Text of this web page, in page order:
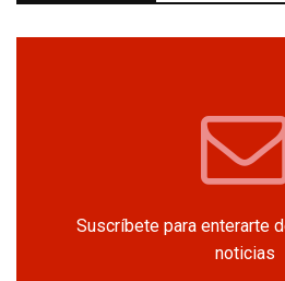
Suscríbete para enterarte
noticias